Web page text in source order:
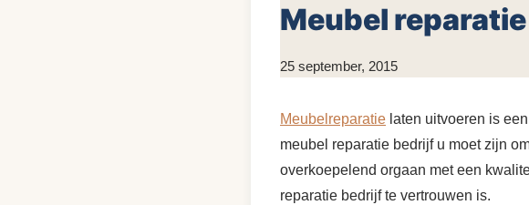
Meubel
Door
25 september, 2015
Meubelreparatie laten uitvoeren is
meubel reparatie bedrijf u moet zijn
overkoepelend orgaan met een
reparatie bedrijf te vertrouwen is.